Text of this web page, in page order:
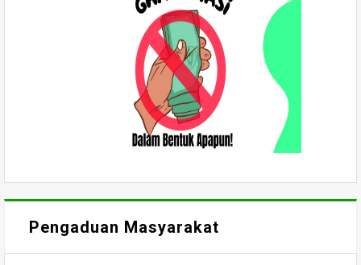
Pengaduan Masyarakat